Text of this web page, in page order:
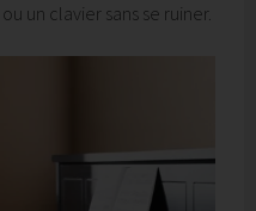
un clavier sans se ruiner.